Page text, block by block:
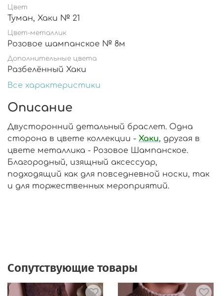
Цвет
Туман, Хаки № 21
Цвет-металлик
Розовое шампанское № 8м
Дополнительные цвета
Разбелённый Хаки
Все характеристики
Описание
Двусторонний детальный браслет. Одна
сторона в цвете коллекции - Хаки, другая в
цвете металлика - Розовое Шампанское.
Благородный, изящный аксессуар,
подходящий как для повседневной носки, так
и для торжественных мероприятий.
Сопутствующие товары